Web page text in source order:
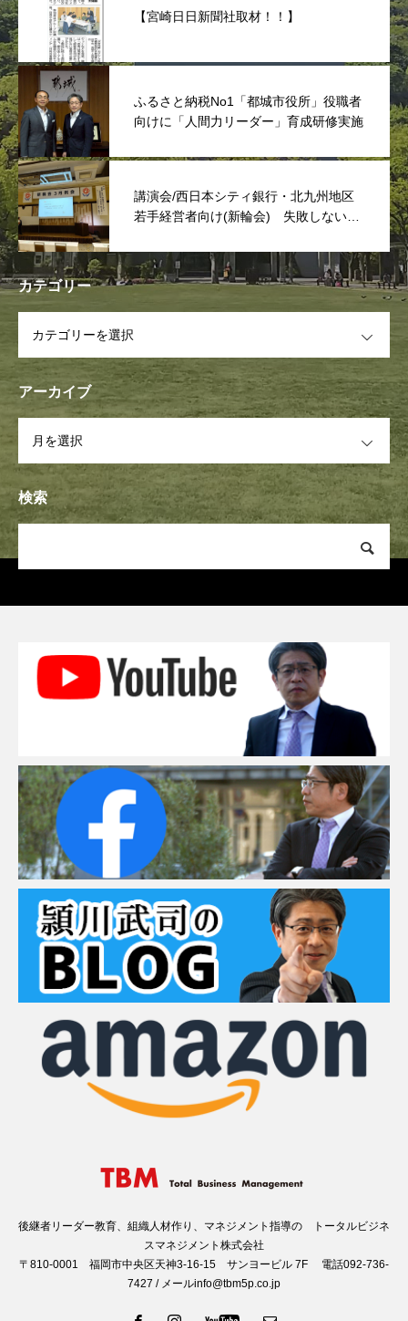
【宮崎日日新聞社取材！！】
ふるさと納税No1「都城市役所」役職者
向けに「人間力リーダー」育成研修実施
講演会/西日本シティ銀行・北九州地区
若手経営者向け(新輪会) 失敗しない次
カテゴリー
アーカイブ
検索
後継者リーダー教育、組織人材作り、マネジメント指導の トータルビジネ
スマネジメント株式会社
〒810-0001 福岡市中央区天神3-16-15 サンヨービル 7F 電話092-736-
7427 / メールinfo@tbm5p.co.jp